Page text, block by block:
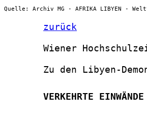
Quelle: Archiv MG - AFRIKA LIBYEN -
zurück
Wiener
Zu den Libyen-
VERKEHRTE